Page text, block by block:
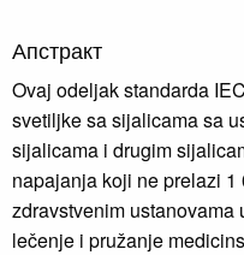
Апстракт
Ovaj odeljak standarda
svetiljke sa sijalicama sa
sijalicama i drugim
napajanja koji ne prelazi
zdravstvenim
lečenje i pružanje